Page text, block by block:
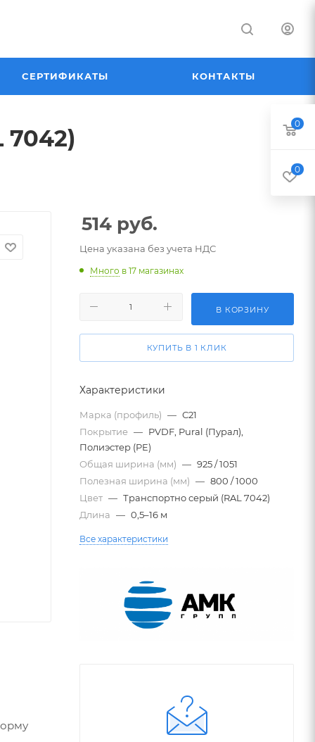
СЕРТИФИКАТЫ КОНТАКТЫ
7042)
514 руб.
Цена указана без учета НДС
Много в 17 магазинах
В КОРЗИНУ
КУПИТЬ В 1 КЛИК
Характеристики
Марка (профиль) — С21
Покрытие — PVDF, Pural (Пурал),
Полиэстер (PE)
Общая ширина (мм) — 925 / 1051
Полезная ширина (мм) — 800 / 1000
Цвет — Транспортно серый (RAL 7042)
Длина — 0,5–16 м
Все характеристики
0
0